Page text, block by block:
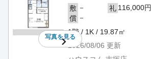
写真を見る
敷 － 礼 116,000円
償 －
1階 / 1K / 19.87㎡
2026/08/06 更新